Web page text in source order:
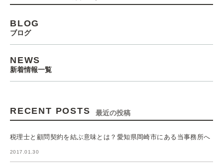
BLOG
ブログ
NEWS
新着情報一覧
RECENT POSTS 最近の投稿
税理士と顧問契約を結ぶ意味とは？愛知県岡崎市にある当事務所へ
2017.01.30